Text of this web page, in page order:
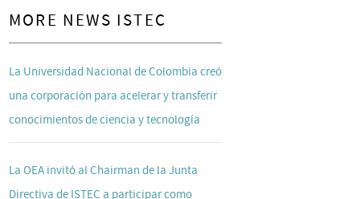
MORE NEWS ISTEC
La Universidad Nacional de Colombia creó
una corporación para acelerar y transferir
conocimientos de ciencia y tecnología
La OEA invitó al Chairman de la Junta
Directiva de ISTEC a participar como